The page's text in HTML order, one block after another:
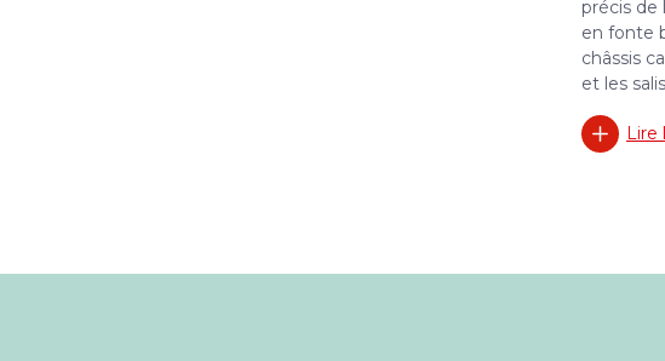
précis de
en fonte
châssis
et les
Lire